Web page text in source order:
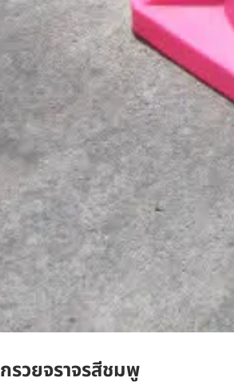
กรวยจราจรสีชมพู